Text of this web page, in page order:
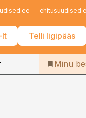
lt Telli ligipääs
Telli
Minu